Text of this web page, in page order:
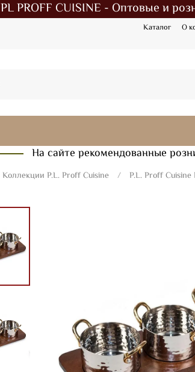
PL PROFF CUISINE - Оптовые и
Каталог О
На сайте рекомендованные
Коллекции P.L. Proff Cuisine P.L. Proff Cuisine